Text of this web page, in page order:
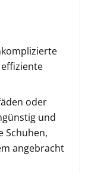
oder
und
Schuhen,
angebracht